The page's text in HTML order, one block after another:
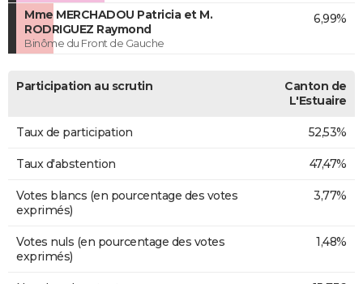
Mme MERCHADOU Patricia et M.
RODRIGUEZ Raymond
Binôme du Front de Gauche
6,99%
Participation au scrutin
Canton de
L'Estuaire
Taux de participation 52,53%
Taux d'abstention 47,47%
Votes blancs (en pourcentage des votes
exprimés)
3,77%
Votes nuls (en pourcentage des votes
exprimés)
1,48%